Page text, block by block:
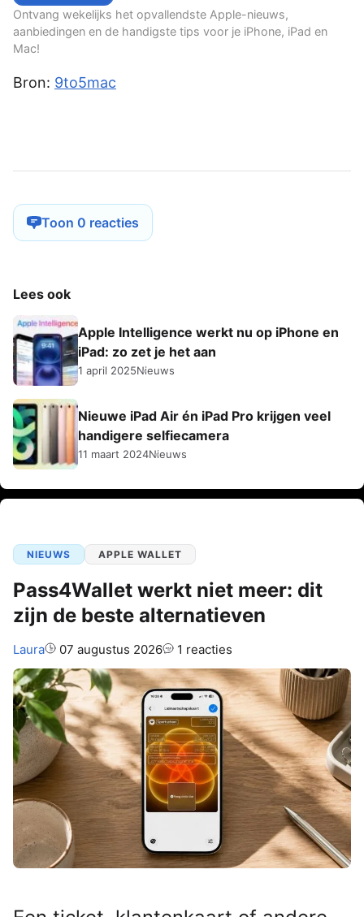
Ontvang wekelijks het opvallendste Apple-nieuws,
aanbiedingen en de handigste tips voor je iPhone, iPad en
Mac!
Bron: 9to5mac
Toon 0 reacties
Lees ook
Apple Intelligence werkt nu op iPhone en
iPad: zo zet je het aan
1 april 2025Nieuws
Nieuwe iPad Air én iPad Pro krijgen veel
handigere selfiecamera
11 maart 2024Nieuws
NIEUWS APPLE WALLET
Pass4Wallet werkt niet meer: dit
zijn de beste alternatieven
Auteur:
Laura 07 augustus 2026 1 reacties